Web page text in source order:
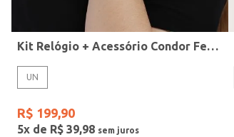
Kit Relógio + Acessório Condor Feminino PRATA
UN
R$ 199,90
5x de R$ 39,98